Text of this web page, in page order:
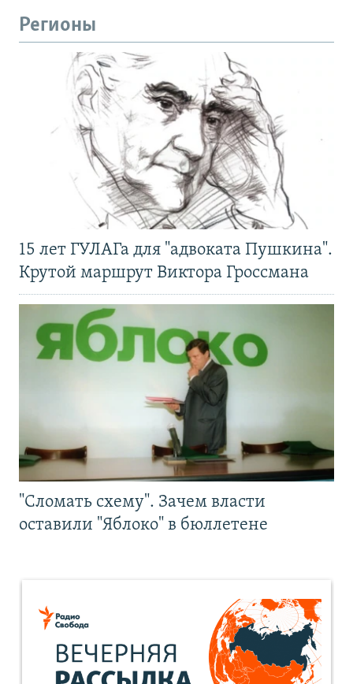
Регионы
15 лет ГУЛАГа для "адвоката Пушкина".
Крутой маршрут Виктора Гроссмана
"Сломать схему". Зачем власти
оставили "Яблоко" в бюллетене